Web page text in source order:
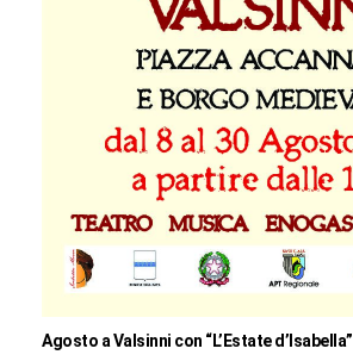
Agosto a Valsinni con “L’Estate d’Isabella”